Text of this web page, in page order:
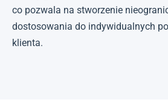
co pozwala na stworzenie
dostosowania do indywidualnych
klienta.